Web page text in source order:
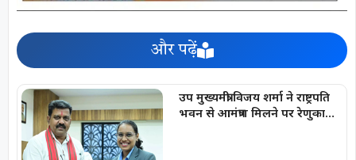
और पढ़ें
उप मुख्यमंत्री विजय शर्मा ने राष्ट्रपति
भवन से आमंत्रण मिलने पर रेणुका